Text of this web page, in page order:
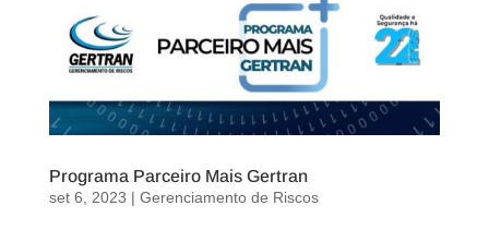
Programa Parceiro Mais Gertran
set 6, 2023 | Gerenciamento de Riscos